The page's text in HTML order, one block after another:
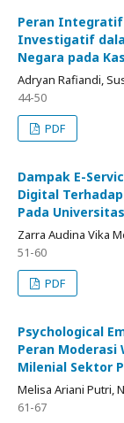
Peran Integratif
Investigatif
Negara pada
Adryan Rafiandi,
44-50
PDF
Dampak E-
Digital
Pada
Zarra Audina Vika
51-60
PDF
Psychological
Peran Moderasi
Milenial Sektor
Melisa Ariani Putri,
61-67